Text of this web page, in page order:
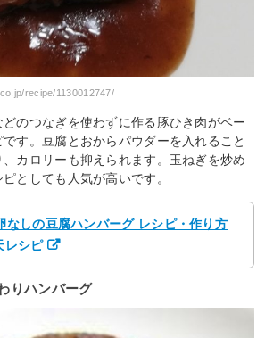
recipe/1130012747/
のつなぎを使わずに作る豚ひき肉がベー
す。豆腐とおからパウダーを入れること
カロリーも抑えられます。玉ねぎを炒め
としても人気が高いです。
しの豆腐ハンバーグ レシピ・作り方
レシピ
りハンバーグ